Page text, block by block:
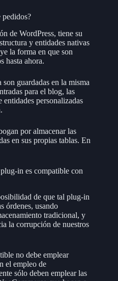
pedidos?
de WordPress, tiene su
y entidades nativas
la forma en que son
hasta ahora.
guardadas en la misma
para el blog, las
entidades personalizadas
por almacenar las
en sus propias tablas. En
in es compatible con
de que tal plug-in
órdenes, usando
tradicional, y
la corrupción de nuestros
no debe emplear
el empleo de
sólo deben emplear las